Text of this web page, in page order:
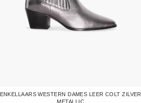
ENKELLAARS WESTERN DAMES LEER COLT ZILVER
METALLIC